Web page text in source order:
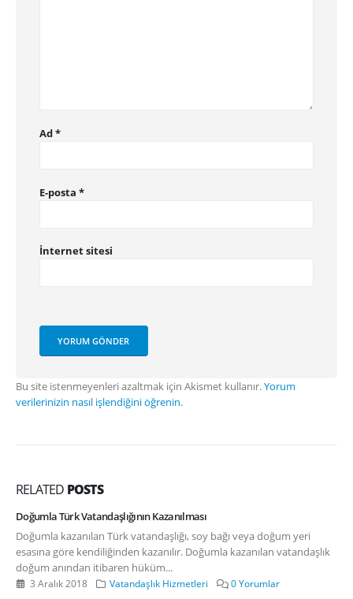
Ad*
E-posta *
İnternet sitesi
Bu site istenmeyenleri azaltmak için Akismet kullanır.Yorum
verilerinizin nasıl işlendiğini öğrenin.
RELATED POSTS
Doğumla Türk Vatandaşlığının Kazanılması
Doğumla kazanılan Türk vatandaşlığı, soy bağı veya doğum yeri
esasına göre kendiliğinden kazanılır. Doğumla kazanılan vatandaşlık
doğum anından itibaren hüküm...
3 Aralık 2018 Vatandaşlık Hizmetleri 0 Yorumlar